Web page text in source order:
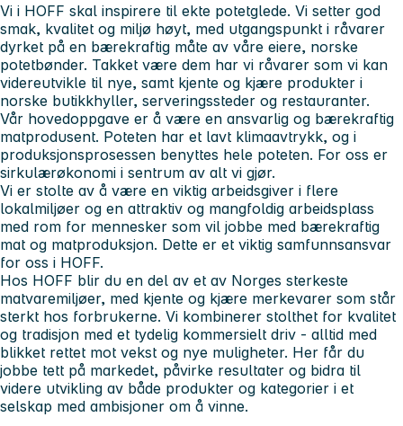
Vi i HOFF skal inspirere til ekte potetglede. Vi setter god
smak, kvalitet og miljø høyt, med utgangspunkt i råvarer
dyrket på en bærekraftig måte av våre eiere, norske
potetbønder. Takket være dem har vi råvarer som vi kan
videreutvikle til nye, samt kjente og kjære produkter i
norske butikkhyller, serveringssteder og restauranter.
Vår hovedoppgave er å være en ansvarlig og bærekraftig
matprodusent. Poteten har et lavt klimaavtrykk, og i
produksjonsprosessen benyttes hele poteten. For oss er
sirkulærøkonomi i sentrum av alt vi gjør.
Vi er stolte av å være en viktig arbeidsgiver i flere
lokalmiljøer og en attraktiv og mangfoldig arbeidsplass
med rom for mennesker som vil jobbe med bærekraftig
mat og matproduksjon. Dette er et viktig samfunnsansvar
for oss i HOFF.
Hos HOFF blir du en del av et av Norges sterkeste
matvaremiljøer, med kjente og kjære merkevarer som står
sterkt hos forbrukerne. Vi kombinerer stolthet for kvalitet
og tradisjon med et tydelig kommersielt driv - alltid med
blikket rettet mot vekst og nye muligheter. Her får du
jobbe tett på markedet, påvirke resultater og bidra til
videre utvikling av både produkter og kategorier i et
selskap med ambisjoner om å vinne.